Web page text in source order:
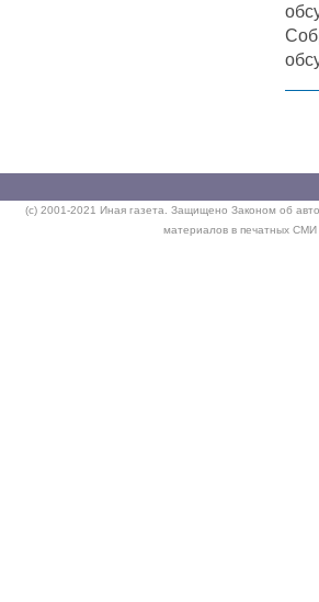
(c) 2001-2021 Иная газета. Защищено Законом об
материалов в печатных